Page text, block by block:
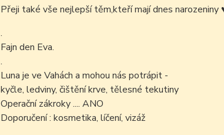
Přeji také vše nejlepší těm,kteří mají dnes narozeniny
.
Fajn den Eva.
.
Luna je ve Vahách a mohou nás potrápit -
kyčle, ledviny, čištění krve, tělesné tekutiny
Operační zákroky .... ANO
Doporučení : kosmetika, líčení, vizáž